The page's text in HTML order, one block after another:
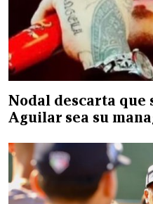
Nodal descarta que
Aguilar sea su